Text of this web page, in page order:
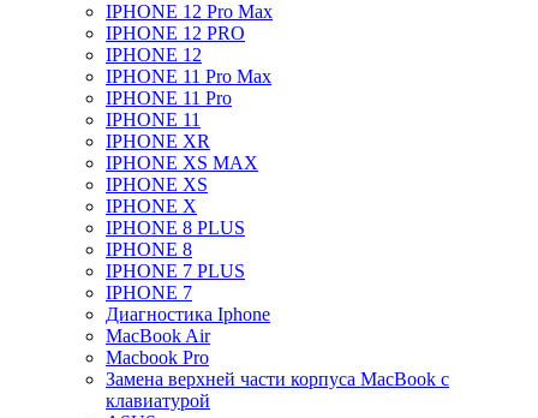
IPHONE 12 Pro Max
IPHONE 12 PRO
IPHONE 12
IPHONE 11 Pro Max
IPHONE 11 Pro
IPHONE 11
IPHONE XR
IPHONE XS MAX
IPHONE XS
IPHONE X
IPHONE 8 PLUS
IPHONE 8
IPHONE 7 PLUS
IPHONE 7
Диагностика Iphone
MacBook Air
Macbook Pro
Замена верхней части корпуса MacBook с
клавиатурой